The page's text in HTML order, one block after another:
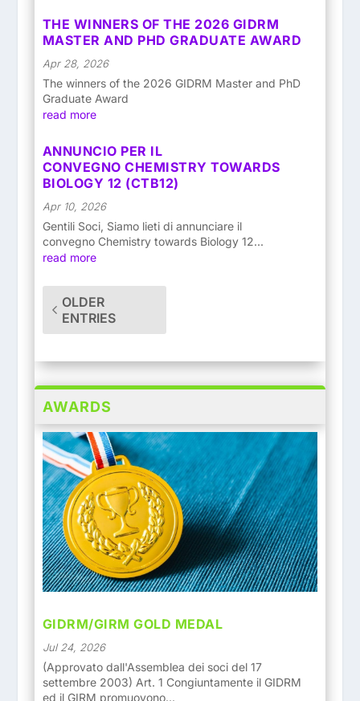
THE WINNERS OF THE 2026 GIDRM
MASTER AND PHD GRADUATE AWARD
Apr 28, 2026
The winners of the 2026 GIDRM Master and PhD
Graduate Award
read more
ANNUNCIO PER IL
CONVEGNO CHEMISTRY TOWARDS
BIOLOGY 12 (CTB12)
Apr 10, 2026
Gentili Soci, Siamo lieti di annunciare il
convegno Chemistry towards Biology 12...
read more
OLDER
ENTRIES
AWARDS
GIDRM/GIRM GOLD MEDAL
Jul 24, 2026
(Approvato dall'Assemblea dei soci del 17
settembre 2003) Art. 1 Congiuntamente il GIDRM
ed il GIRM promuovono...